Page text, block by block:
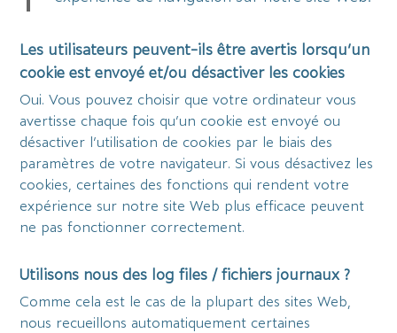
Les utilisateurs peuvent-ils être avertis lorsqu’un
cookie est envoyé et/ou désactiver les cookies
Oui. Vous pouvez choisir que votre ordinateur vous
avertisse chaque fois qu’un cookie est envoyé ou
désactiver l’utilisation de cookies par le biais des
paramètres de votre navigateur. Si vous désactivez les
cookies, certaines des fonctions qui rendent votre
expérience sur notre site Web plus efficace peuvent
ne pas fonctionner correctement.
Utilisons nous des log files / fichiers journaux ?
Comme cela est le cas de la plupart des sites Web,
nous recueillons automatiquement certaines